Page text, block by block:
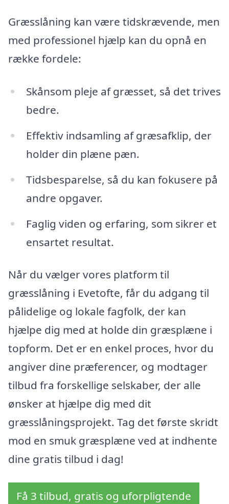
Græsslåning kan være tidskrævende, men
med professionel hjælp kan du opnå en
række fordele:
Skånsom pleje af græsset, så det trives
bedre.
Effektiv indsamling af græsafklip, der
holder din plæne pæn.
Tidsbesparelse, så du kan fokusere på
andre opgaver.
Faglig viden og erfaring, som sikrer et
ensartet resultat.
Når du vælger vores platform til
græsslåning i Evetofte, får du adgang til
pålidelige og lokale fagfolk, der kan
hjælpe dig med at holde din græsplæne i
topform. Det er en enkel proces, hvor du
angiver dine præferencer, og modtager
tilbud fra forskellige selskaber, der alle
ønsker at hjælpe dig med dit
græsslåningsprojekt. Tag det første skridt
mod en smuk græsplæne ved at indhente
dine gratis tilbud i dag!
Få 3 tilbud, gratis og uforpligtende